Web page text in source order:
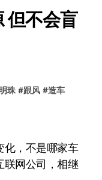
但不会盲
珠 #跟风 #造车
化，不是哪家车
联网公司，相继